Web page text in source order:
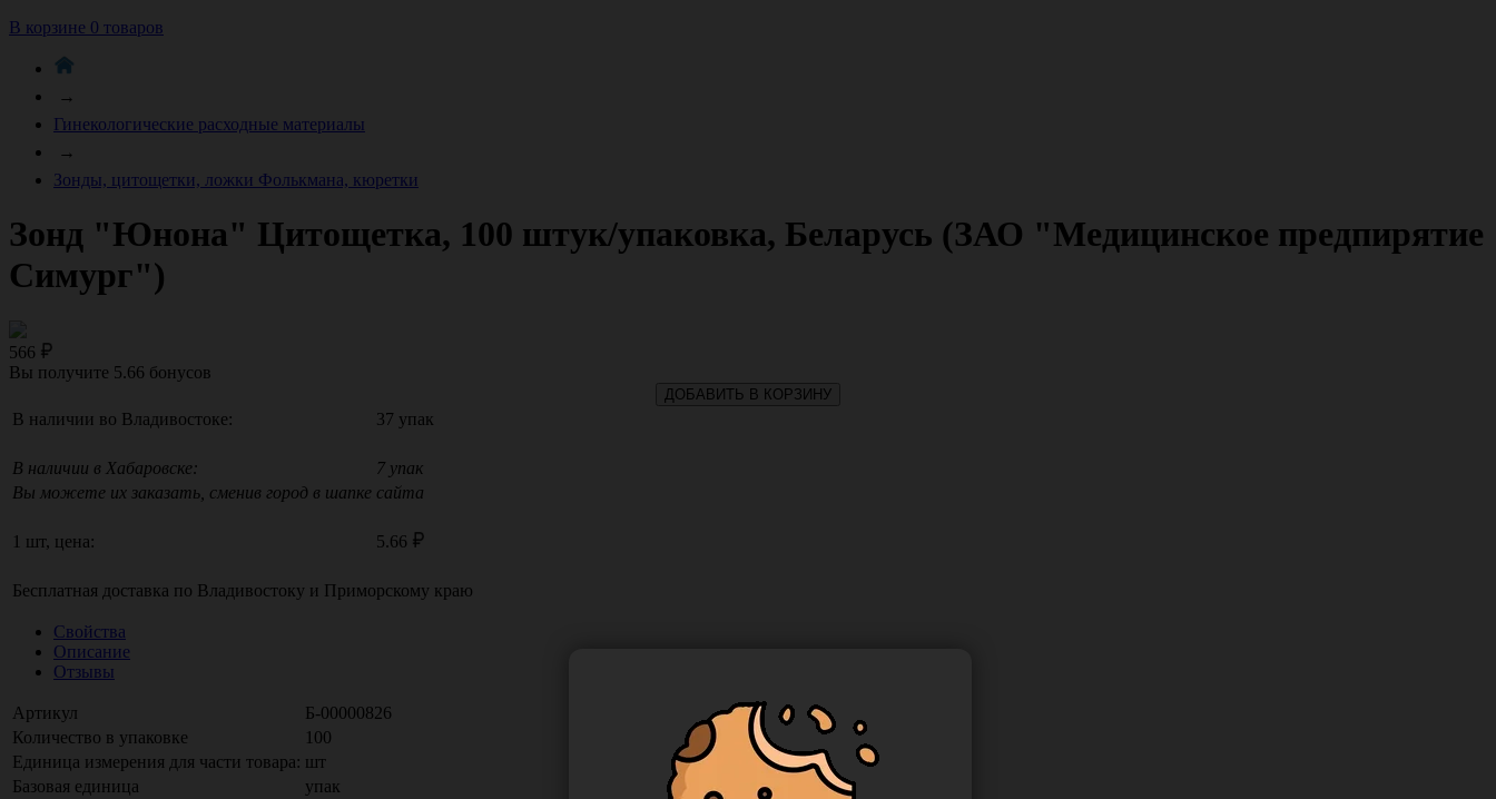
В корзине 0 товаров
→
Гинекологические расходные материалы
→
Зонды, цитощетки, ложки Фолькмана, кюретки
Зонд "Юнона" Цитощетка, 100 штук/упаковка, Беларусь (ЗАО "Медицинское предпирятие
Симург")
566
Вы получите 5.66 бонусов
ДОБАВИТЬ В КОРЗИНУ
В наличии во Владивостоке: 37 упак
В наличии в Хабаровске:
7 упак
Вы можете их заказать, сменив город в шапке сайта
1 шт, цена: 5.66
Бесплатная доставка по Владивостоку и Приморскому краю
Свойства
Описание
Отзывы
Артикул
Б-00000826
Количество в упаковке
100
Единица измерения для части товара: шт
Базовая единица
упак